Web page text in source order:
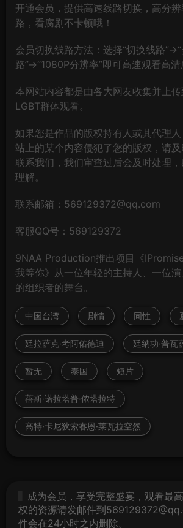
开通会员，提供高速线路切换，高分
路，看腐剧不卡顿哦！
会员切换线路方法：选择“切换线路
路”→“1080P分辨率”即可高速观看高清
本网站内容都是由各大网友收集并上
LGBT群体观看。
如果您是作品的版权持有人或其代理
站上的某个内容侵犯了您的版权，请
联系我们，我们审查过后会及时处理
理解。
联系邮箱：569129372@qq.com
客服QQ号：569129372
9NAA Production推出项目《
我等你》从一位年轻的主持人、一位
的组织者的舞台。
中国台湾 剧情 同性
廷拉萨克·考阿佑德迪 廷纳功·普瓦
暂无 泰国 短片
蓓斯·诺拉塔普·侬塔拉特
高特·卡尼狄索睿恩·莱瓦拉空然
成为会员，享受完整盛宴，观看最
权的资源请发邮件到
件会在24小时之内删除。